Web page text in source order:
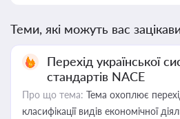
Теми, які можуть вас
Перехід української
стандартів NACE
Про що тема: Тема охоплює
класифікації видів економічної